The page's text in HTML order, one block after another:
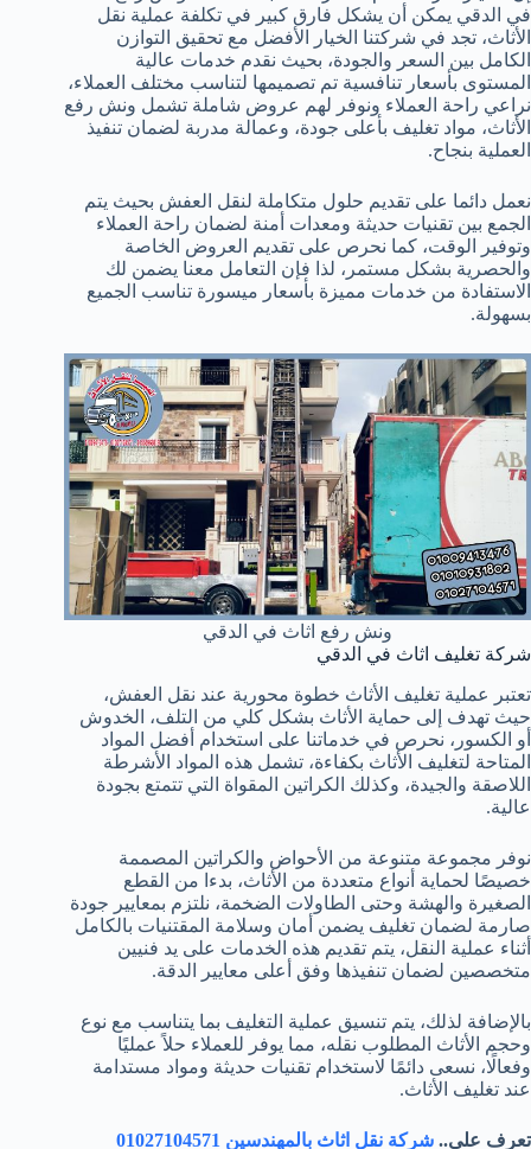
في الدقي يمكن أن يشكل فارق كبير في تكلفة عملية نقل
الأثاث، تجد في شركتنا الخيار الأفضل مع تحقيق التوازن
الكامل بين السعر والجودة، بحيث نقدم خدمات عالية
المستوى بأسعار تنافسية تم تصميمها لتناسب مختلف العملاء،
نراعي راحة العملاء ونوفر لهم عروض شاملة تشمل ونش رفع
الأثاث، مواد تغليف بأعلى جودة، وعمالة مدربة لضمان تنفيذ
العملية بنجاح.
نعمل دائما على تقديم حلول متكاملة لنقل العفش بحيث يتم
الجمع بين تقنيات حديثة ومعدات أمنة لضمان راحة العملاء
وتوفير الوقت، كما نحرص على تقديم العروض الخاصة
والحصرية بشكل مستمر، لذا فإن التعامل معنا يضمن لك
الاستفادة من خدمات مميزة بأسعار ميسورة تناسب الجميع
بسهولة.
ونش رفع اثاث في الدقي
شركة تغليف اثاث في الدقي
تعتبر عملية تغليف الأثاث خطوة محورية عند نقل العفش،
حيث تهدف إلى حماية الأثاث بشكل كلي من التلف، الخدوش
أو الكسور، نحرص في خدماتنا على استخدام أفضل المواد
المتاحة لتغليف الأثاث بكفاءة، تشمل هذه المواد الأشرطة
اللاصقة والجيدة، وكذلك الكراتين المقواة التي تتمتع بجودة
عالية.
نوفر مجموعة متنوعة من الأحواض والكراتين المصممة
خصيصًا لحماية أنواع متعددة من الأثاث، بدءا من القطع
الصغيرة والهشة وحتى الطاولات الضخمة، نلتزم بمعايير جودة
صارمة لضمان تغليف يضمن أمان وسلامة المقتنيات بالكامل
أثناء عملية النقل، يتم تقديم هذه الخدمات على يد فنيين
متخصصين لضمان تنفيذها وفق أعلى معايير الدقة.
بالإضافة لذلك، يتم تنسيق عملية التغليف بما يتناسب مع نوع
وحجم الأثاث المطلوب نقله، مما يوفر للعملاء حلاً عمليًا
وفعالًا، نسعى دائمًا لاستخدام تقنيات حديثة ومواد مستدامة
عند تغليف الأثاث.
تعرف على.. شركة نقل اثاث بالمهندسين 01027104571